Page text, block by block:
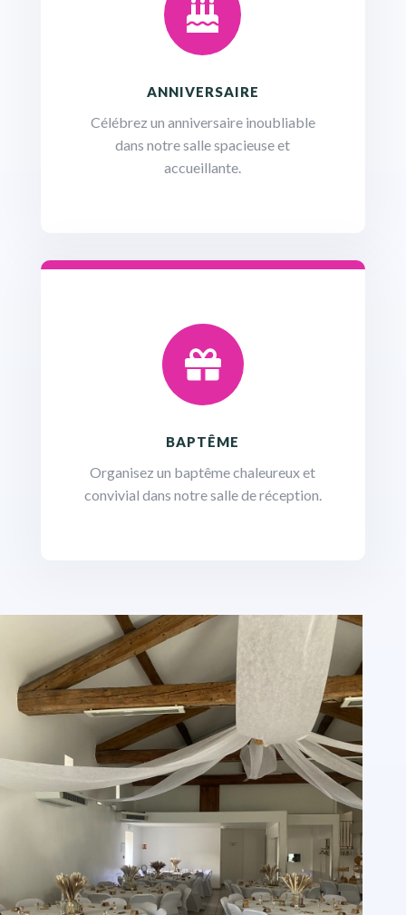

ANNIVERSAIRE
Célébrez un anniversaire inoubliable
dans notre salle spacieuse et
accueillante.

BAPTÊME
Organisez un baptême chaleureux et
convivial dans notre salle de réception.